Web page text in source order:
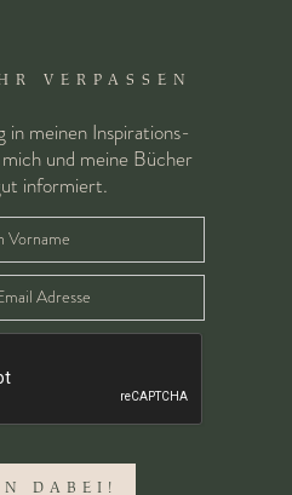
VERPASSEN
meinen Inspirations-
und meine Bücher
informiert.